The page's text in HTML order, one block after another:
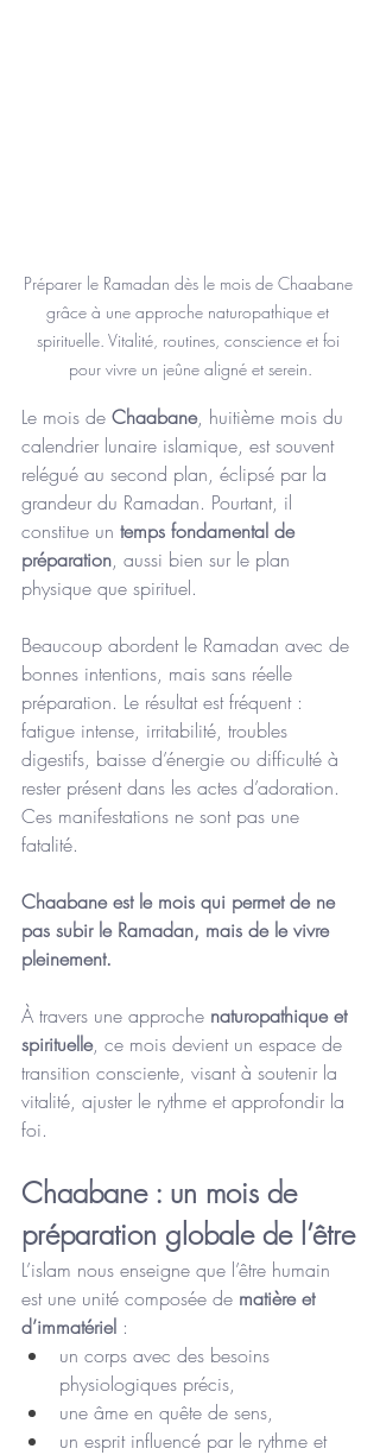
Préparer le Ramadan dès le mois de Chaabane
grâce à une approche naturopathique et
spirituelle. Vitalité, routines, conscience et foi
pour vivre un jeûne aligné et serein.
Le mois de Chaabane, huitième mois du
calendrier lunaire islamique, est souvent
relégué au second plan, éclipsé par la
grandeur du Ramadan. Pourtant, il
constitue un temps fondamental de
préparation, aussi bien sur le plan
physique que spirituel.
Beaucoup abordent le Ramadan avec de
bonnes intentions, mais sans réelle
préparation. Le résultat est fréquent :
fatigue intense, irritabilité, troubles
digestifs, baisse d’énergie ou difficulté à
rester présent dans les actes d’adoration.
Ces manifestations ne sont pas une
fatalité.
Chaabane est le mois qui permet de ne
pas subir le Ramadan, mais de le vivre
pleinement.
À travers une approche naturopathique et
spirituelle, ce mois devient un espace de
transition consciente, visant à soutenir la
vitalité, ajuster le rythme et approfondir la
foi.
Chaabane : un mois de
préparation globale de l’être
L’islam nous enseigne que l’être humain
est une unité composée de matière et
d’immatériel :
un corps avec des besoins
physiologiques précis,
une âme en quête de sens,
un esprit influencé par le rythme et